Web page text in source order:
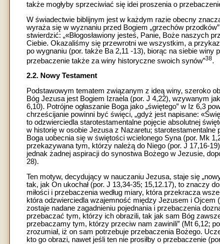
także mogłyby sprzeciwiać się idei proszenia o
W świadectwie biblijnym jest w każdym razie obecny
wyraża się w wyznaniu przed Bogiem „grzechów
stwierdzić: „«Błogosławiony jesteś, Panie, Boże naszych
Ciebie. Okazaliśmy się przewrotni we wszystkim, a
po wygnaniu (por. także Ba 2,11 -13), biorąc na siebie winy
przebaczenie także za winy historyczne swoich synów”38.
2.2. Nowy Testament
Podstawowym tematem związanym z ideą winy, szeroko
Bóg Jezusa jest Bogiem Izraela (por. J 4,22), wzywanym
6,10). Potrójne ogłaszanie Boga jako „świętego” w Iz 6,3
chrześcijanie powinni być święci, „gdyż jest napisane:
to odzwierciedla starotestamentalne pojęcie absolutnej
w historię w osobie Jezusa z Nazaretu;
Boga uobecnia się w świętości wcielonego Syna (por. Mk
przekazywana tym, którzy należą do Niego (por. J 17,16-
jednak żadnej aspiracji do synostwa Bożego w Jezusie,
28).
Ten motyw, decydujący w nauczaniu Jezusa, staje się
tak, jak On ukochał (por. J 13,34-35; 15,12.17), to znaczy
miłości i przebaczenia według miary, która przekracza
która odzwierciedla wzajemność między Jezusem i Ojcem
zostaje nadane zagadnieniu pojednania i przebaczenia
przebaczać tym, którzy ich obrazili, tak jak sam Bóg
przebaczamy tym, którzy przeciw nam zawinili” (Mt 6,12;
zrozumiał, iż on sam potrzebuje przebaczenia Bożego.
kto go obrazi, nawet jeśli ten nie prosiłby o przebaczenie